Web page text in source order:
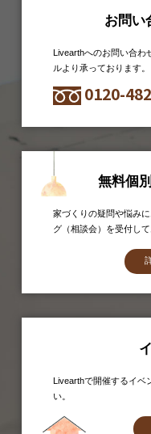
お問い
Livearthへのお問い合わ
ルより承っております。
0120-
無料個
家づくりの疑問や悩み
グ（相談会）を受付して
Livearthで開催するイベ
い。